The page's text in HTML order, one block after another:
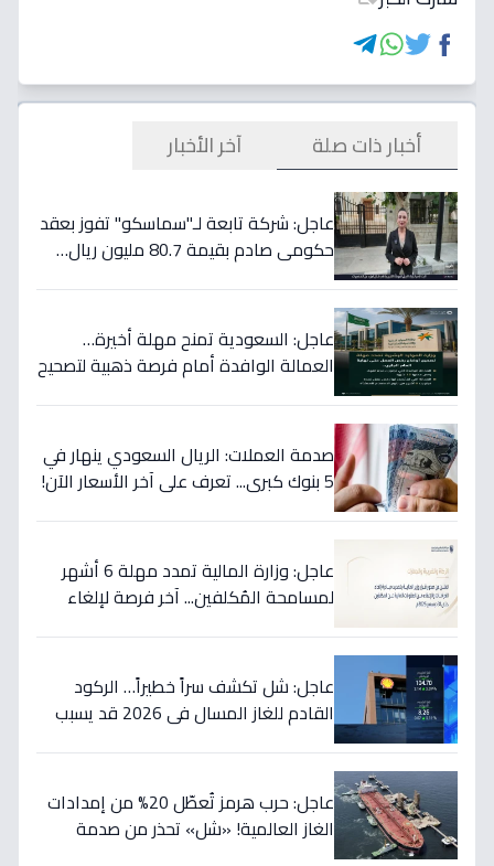
أخبار ذات صلة آخر الأخبار
عاجل: شركة تابعة لـ"سماسكو" تفوز بعقد
حكومي صادم بقيمة 80.7 مليون ريال…
عاجل: السعودية تمنح مهلة أخيرة…
العمالة الوافدة أمام فرصة ذهبية لتصحيح
صدمة العملات: الريال السعودي ينهار في
5 بنوك كبرى... تعرف على آخر الأسعار الآن!
عاجل: وزارة المالية تمدد مهلة 6 أشهر
لمسامحة المُكلفين... آخر فرصة لإلغاء
عاجل: شل تكشف سراً خطيراً… الركود
القادم للغاز المسال في 2026 قد يسبب
عاجل: حرب هرمز تُعطّل 20% من إمدادات
الغاز العالمية! «شل» تحذر من صدمة